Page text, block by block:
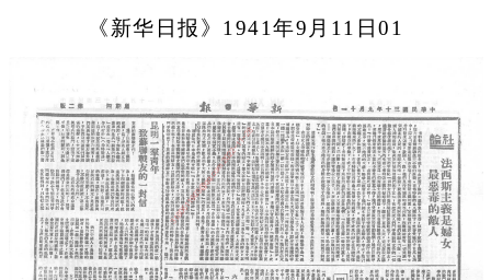
《新华日报》1941年9月11日01